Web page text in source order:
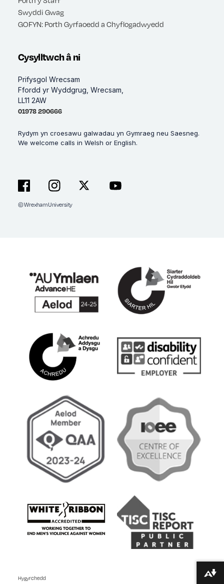
Swyddi Gwag
GOFYN: Porth Gyrfaoedd a Chyflogadwyedd
Cysylltwch â ni
Prifysgol Wrecsam
Ffordd yr Wyddgrug, Wrecsam,
LL11 2AW
01978 290666
Rydym yn croesawu galwadau yn Gymraeg neu Saesneg.
We welcome calls in Welsh or English.
FacebookInstagram
© Wrexham University
Hygyrchedd Lawrlwytho fformatau amgen ...